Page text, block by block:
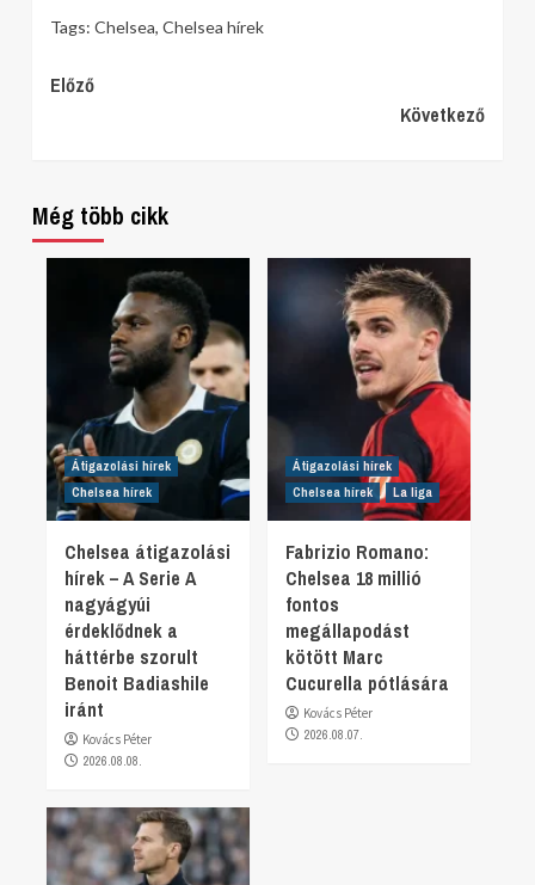
Tags: Chelsea, Chelsea hírek
Continue
Előző
Következő
Még több cikk
Átigazolási hírek
Chelsea hírek
Chelsea átigazolási
hírek – A Serie A
nagyágyúi
érdeklődnek a
háttérbe szorult
Benoit Badiashile
iránt
Kovács Péter
2026.08.08.
Átigazolási hírek
Chelsea hírek
La liga
Fabrizio Romano:
Chelsea 18 millió
fontos
megállapodást
kötött Marc
Cucurella pótlására
Kovács Péter
2026.08.07.